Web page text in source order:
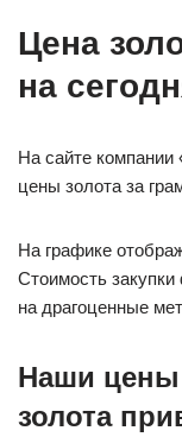
Цена
на
На сайте
цены золота за
На графике
Стоимость
на драгоценные
Наши цены
золота